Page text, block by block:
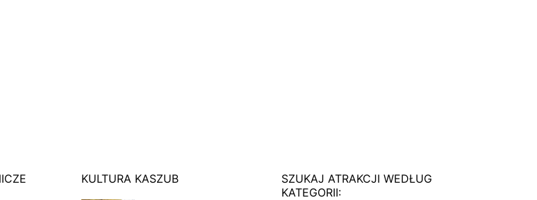
KULTURA KASZUB
SZUKAJ ATRAKCJI WEDŁUG
KATEGORII: